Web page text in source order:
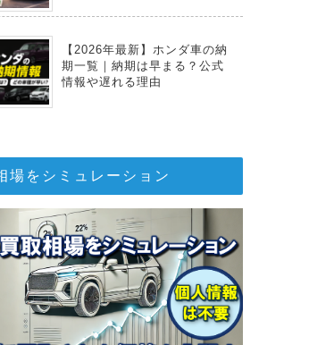
【2026年最新】ホンダ車の納
期一覧｜納期は早まる？公式
情報や遅れる理由
場をシミュレーション